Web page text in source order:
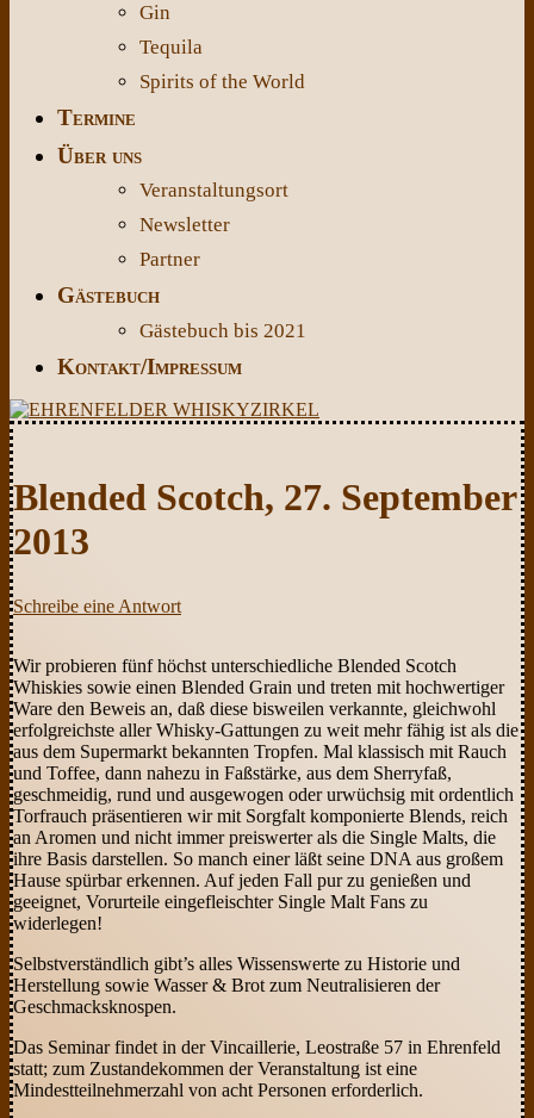
Gin
Tequila
Spirits of the World
Termine
Über uns
Veranstaltungsort
Newsletter
Partner
Gästebuch
Gästebuch bis 2021
Kontakt/Impressum
Blended Scotch, 27. September
2013
Schreibe eine Antwort
Wir probieren fünf höchst unterschiedliche Blended Scotch
Whiskies sowie einen Blended Grain und treten mit hochwertiger
Ware den Beweis an, daß diese bisweilen verkannte, gleichwohl
erfolgreichste aller Whisky-Gattungen zu weit mehr fähig ist als die
aus dem Supermarkt bekannten Tropfen. Mal klassisch mit Rauch
und Toffee, dann nahezu in Faßstärke, aus dem Sherryfaß,
geschmeidig, rund und ausgewogen oder urwüchsig mit ordentlich
Torfrauch präsentieren wir mit Sorgfalt komponierte Blends, reich
an Aromen und nicht immer preiswerter als die Single Malts, die
ihre Basis darstellen. So manch einer läßt seine DNA aus großem
Hause spürbar erkennen. Auf jeden Fall pur zu genießen und
geeignet, Vorurteile eingefleischter Single Malt Fans zu
widerlegen!
Selbstverständlich gibt’s alles Wissenswerte zu Historie und
Herstellung sowie Wasser & Brot zum Neutralisieren der
Geschmacksknospen.
Das Seminar findet in der Vincaillerie, Leostraße 57 in Ehrenfeld
statt; zum Zustandekommen der Veranstaltung ist eine
Mindestteilnehmerzahl von acht Personen erforderlich.